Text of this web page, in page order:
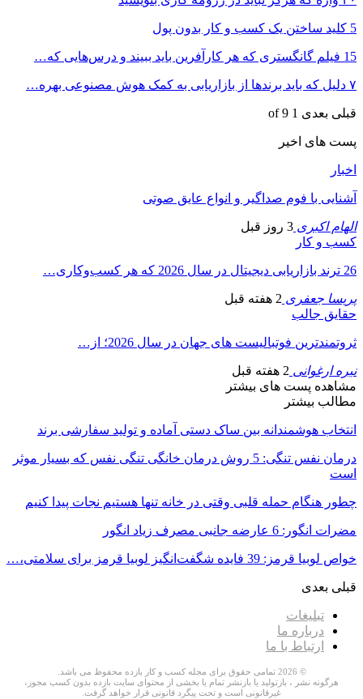
5 کلید ساختن یک کسب و کار بدون پول
15 فیلم گانگستری که هر کارآفرین باید ببیند و درس‌هایی که…
۷ دلیل که باید برندها از بازاریابی به کمک هوش مصنوعی بهره…
قبلی بعدی 1 of 9
پست های اخیر
اخبار
آشنایی با فوم صداگیر و انواع عایق صوتی
الهام اکبری 3 روز قبل
کسب و کار
26 ترند بازاریابی دیجیتال در سال 2026 که هر کسب‌وکاری…
پریسا جعفری 2 هفته قبل
حقایق جالب
ثروتمندترین فوتبالیست های جهان در سال 2026؛ از…
نیره ارغوانی 2 هفته قبل
مشاهده پست های بیشتر
مطالب بیشتر
انتخاب هوشمندانه بین ساک دستی آماده و تولید سفارشی برند
درمان نفس تنگی: 5 روش درمان خانگی تنگی نفس که بسیار موثر
است
چطور هنگام حمله قلبی وقتی در خانه تنها هستیم نجات پیدا کنیم
مضرات انگور: 6 عارضه جانبی مصرف زیاد انگور
خواص لوبیا قرمز: 39 فایده شگفت‌انگیز لوبیا قرمز برای سلامتی،…
قبلی بعدی
تبلیغات
درباره ما
ارتباط با ما
© 2026 تمامی حقوق برای مجله کسب و کار بازده محفوظ می باشد.
هرگونه نشر ، بازتولید یا بازنشر تمام یا بخشی از محتوای سایت بازده بدون کسب مجوز،
غیرقانونی است و تحت پیگرد قانونی قرار خواهد گرفت.